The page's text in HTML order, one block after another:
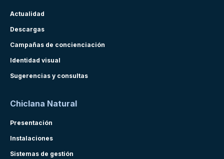
Actualidad
Descargas
Campañas de concienciación
Identidad visual
Sugerencias y consultas
Chiclana Natural
Presentación
Instalaciones
Sistemas de gestión